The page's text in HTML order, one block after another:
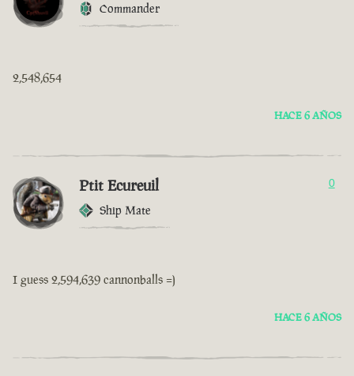
Commander
2,548,654
HACE 6 AÑOS
Ptit Ecureuil
Ship Mate
0
I guess 2,594,639 cannonballs =)
HACE 6 AÑOS